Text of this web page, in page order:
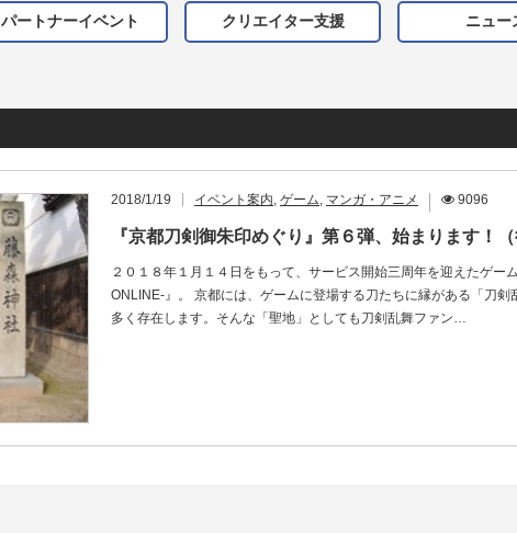
パートナーイベント クリエイター支援 ニュー
2018/1/19 イベント案内, ゲーム, マンガ・アニメ 9096
『京都刀剣御朱印めぐり』第６弾、始まります！（
２０１８年１月１４日をもって、サービス開始三周年を迎えたゲー
ONLINE-』。 京都には、ゲームに登場する刀たちに縁がある「刀剣
多く存在します。そんな「聖地」としても刀剣乱舞ファン…